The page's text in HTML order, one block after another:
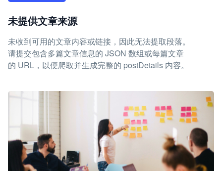
未提供文章来源
未收到可用的文章内容或链接，因此无法提取段落。
请提交包含多篇文章信息的 JSON 数组或每篇文章
的 URL，以便爬取并生成完整的 postDetails 内容。